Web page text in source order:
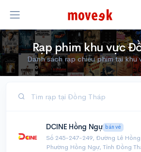
Rạp phim khu vực
Danh sách rạp chiếu phim tại khu
DCINE Hồng Ngự bán vé
Số 245-247-249, Đường Lê
Phường Hồng Ngự, Tỉnh Đồng